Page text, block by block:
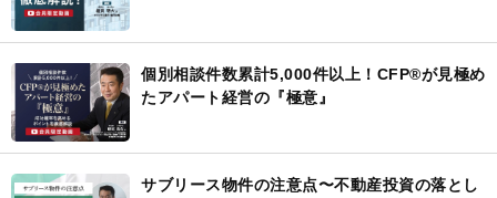
個別相談件数累計5,000件以上！CFP®が見極め
たアパート経営の『極意』
サブリース物件の注意点〜不動産投資の落とし